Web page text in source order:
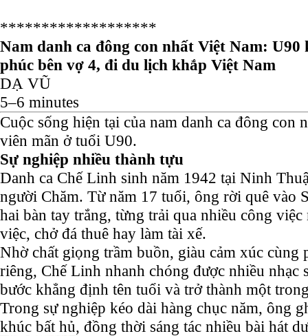
*******************
Nam danh ca đông con nhất Việt Nam: U90
phúc bên vợ 4, đi du lịch khắp Việt Nam
DẠ VŨ
5–6 minutes
Cuộc sống hiện tại của nam danh ca đông con
viên mãn ở tuổi U90.
Sự nghiệp nhiều thành tựu
Danh ca Chế Linh sinh năm 1942 tại Ninh
người Chăm. Từ năm 17 tuổi, ông rời quê vào
hai bàn tay trắng, từng trải qua nhiều công
việc, chở đá thuê hay làm tài xế.
Nhờ chất giọng trầm buồn, giàu cảm xúc cùng
riêng, Chế Linh nhanh chóng được nhiều nhạc
bước khẳng định tên tuổi và trở thành một
Trong sự nghiệp kéo dài hàng chục năm, ông
khúc bất hủ, đồng thời sáng tác nhiều bài hát